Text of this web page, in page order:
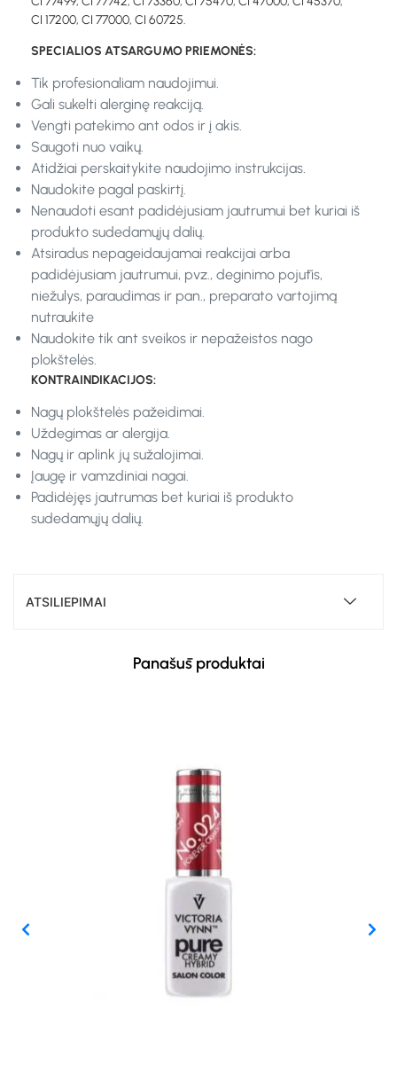
CI 17200, CI 77000, CI 60725.
SPECIALIOS ATSARGUMO PRIEMONĖS:
Tik profesionaliam naudojimui.
Gali sukelti alerginę reakciją.
Vengti patekimo ant odos ir į akis.
Saugoti nuo vaikų.
Atidžiai perskaitykite naudojimo instrukcijas.
Naudokite pagal paskirtį.
Nenaudoti esant padidėjusiam jautrumui bet kuriai iš
produkto sudedamųjų dalių.
Atsiradus nepageidaujamai reakcijai arba
padidėjusiam jautrumui, pvz., deginimo pojūtis,
niežulys, paraudimas ir pan., preparato vartojimą
nutraukite
Naudokite tik ant sveikos ir nepažeistos nago
plokštelės.
KONTRAINDIKACIJOS:
Nagų plokštelės pažeidimai.
Uždegimas ar alergija.
Nagų ir aplink jų sužalojimai.
Įaugę ir vamzdiniai nagai.
Padidėjęs jautrumas bet kuriai iš produkto
sudedamųjų dalių.
ATSILIEPIMAI
Panašūs produktai